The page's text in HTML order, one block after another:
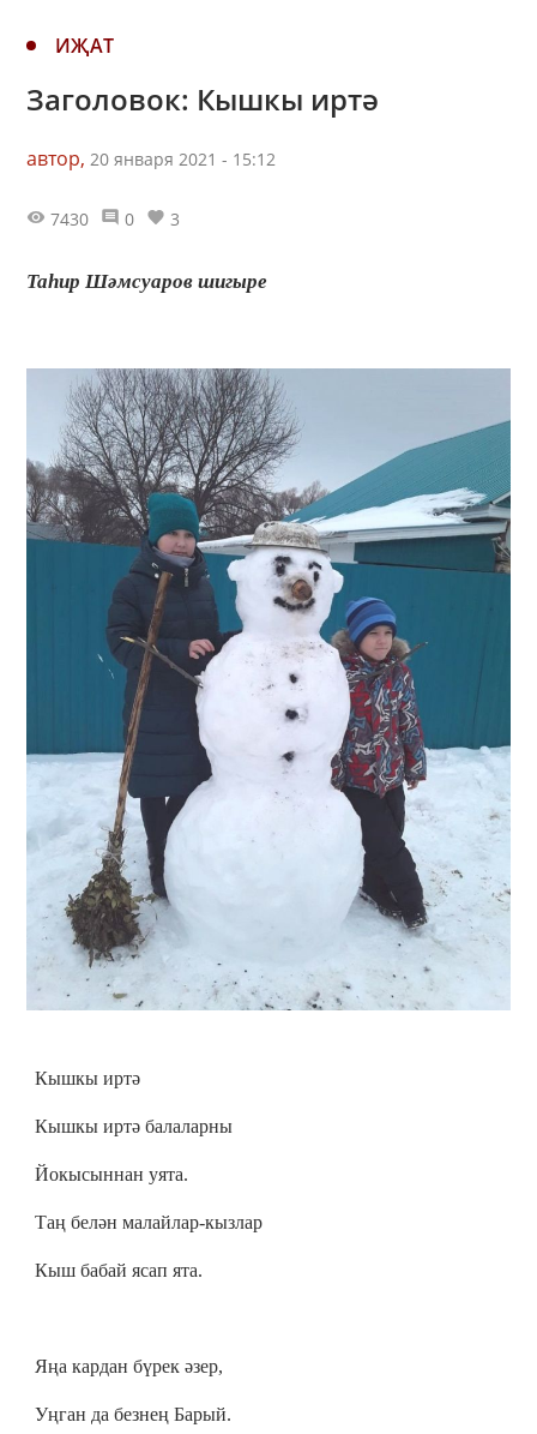
ИҖАТ
Заголовок: Кышкы иртә
автор, 20 января 2021 - 15:12
7430 0 3
Таһир Шәмсуаров шигыре
Кышкы иртә
Кышкы иртә балаларны
Йокысыннан уята.
Таң белән малайлар-кызлар
Кыш бабай ясап ята.
Яңа кардан бүрек әзер,
Уңган да безнең Барый.